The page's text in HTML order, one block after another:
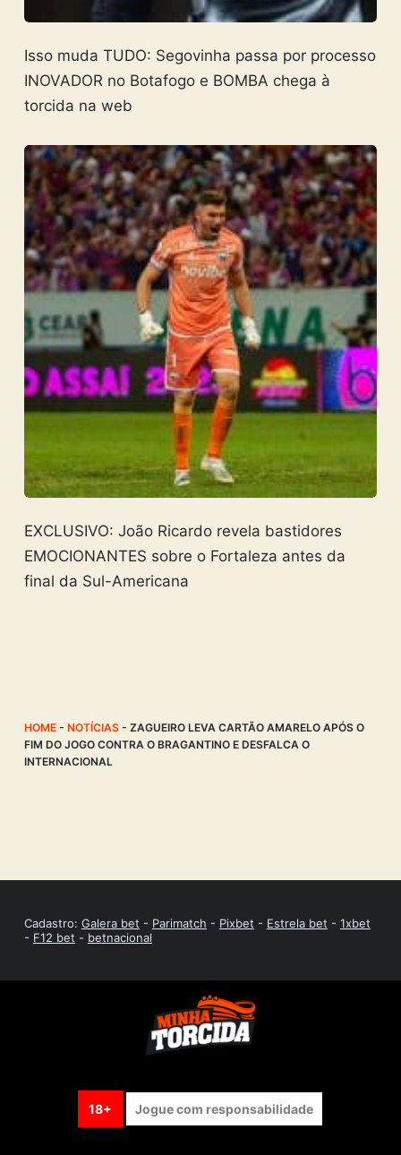
Isso muda TUDO: Segovinha passa por processo
INOVADOR no Botafogo e BOMBA chega à
torcida na web
EXCLUSIVO: João Ricardo revela bastidores
EMOCIONANTES sobre o Fortaleza antes da
final da Sul-Americana
HOME- NOTÍCIAS- ZAGUEIRO LEVA CARTÃO AMARELO APÓS O
FIM DO JOGO CONTRA O BRAGANTINO E DESFALCA O
INTERNACIONAL
Cadastro: Galera bet - Parimatch - Pixbet - Estrela bet - 1xbet
- F12 bet - betnacional
18+ Jogue com responsabilidade